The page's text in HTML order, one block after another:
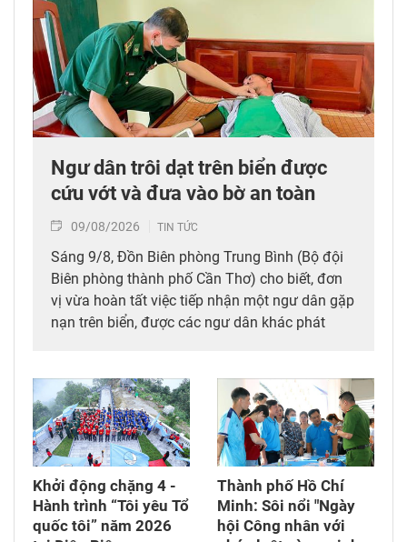
Ngư dân trôi dạt trên biển được
cứu vớt và đưa vào bờ an toàn
09/08/2026 TIN TỨC
Sáng 9/8, Đồn Biên phòng Trung Bình (Bộ đội
Biên phòng thành phố Cần Thơ) cho biết, đơn
vị vừa hoàn tất việc tiếp nhận một ngư dân gặp
nạn trên biển, được các ngư dân khác phát
Khởi động chặng 4 -
Hành trình “Tôi yêu Tổ
quốc tôi” năm 2026
Thành phố Hồ Chí
Minh: Sôi nổi "Ngày
hội Công nhân với